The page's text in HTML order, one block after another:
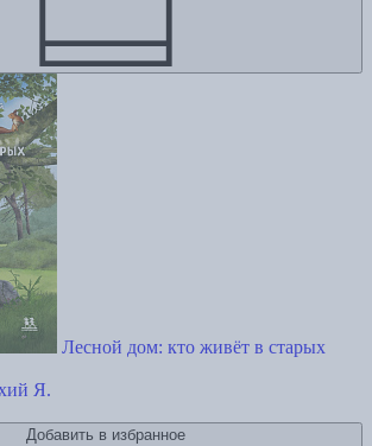
Лесной дом: кто живёт в старых
Я.
Добавить в избранное